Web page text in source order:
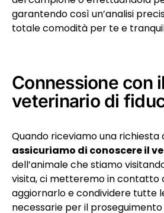
garantendo così un’analisi
totale comodità per te e
Connessione con
veterinario di
Quando riceviamo una richiesta
assicuriamo di conoscere il
dell’animale che stiamo
visita, ci metteremo in contatto
aggiornarlo e condividere tutte
necessarie per il